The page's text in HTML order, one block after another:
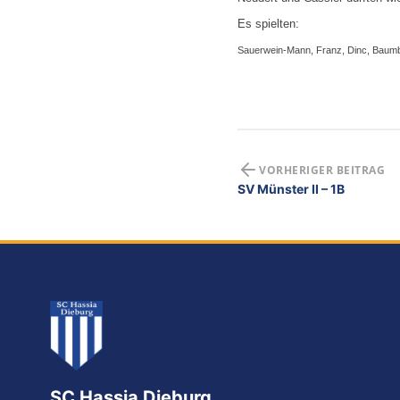
Es spielten:
Sauerwein-Mann, Franz, Dinc,
VORHERIGER BEITRAG
SV Münster II – 1B